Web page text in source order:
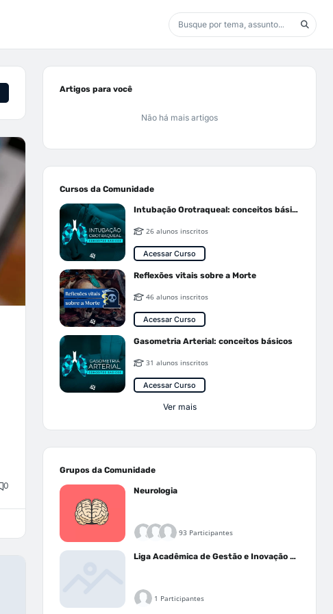
0
Artigos para você
Não há mais artigos
Cursos da Comunidade
Intubação Orotraqueal: conceitos básicos
26 alunos inscritos
Acessar Curso
Reflexões vitais sobre a Morte
46 alunos inscritos
Acessar Curso
Gasometria Arterial: conceitos básicos
31 alunos inscritos
Acessar Curso
Ver mais
Grupos da Comunidade
Neurologia
93 Participantes
Liga Acadêmica de Gestão e Inovação Médica - LAGIM
1 Participantes